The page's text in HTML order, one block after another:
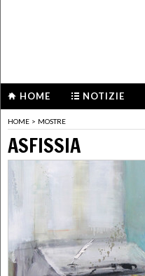
HOME NOTIZIE
HOME > MOSTRE
ASFISSIA